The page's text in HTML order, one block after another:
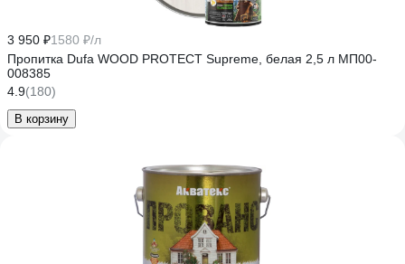
3 950 ₽1580 ₽/л
Пропитка Dufa WOOD PROTECT Supreme, белая 2,5 л МП00-
008385
4.9(180)
В корзину